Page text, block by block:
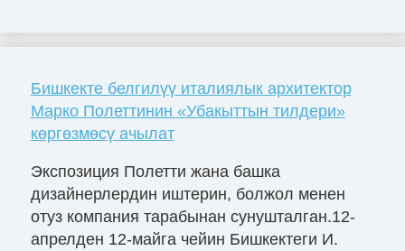
Бишкекте белгилүү италиялык архитектор
Марко Полеттинин «Убакыттын тилдери»
көргөзмөсү ачылат
Экспозиция Полетти жана башка
дизайнерлердин иштерин, болжол менен
отуз компания тарабынан сунушталган.12-
апрелден 12-майга чейин Бишкектеги И.